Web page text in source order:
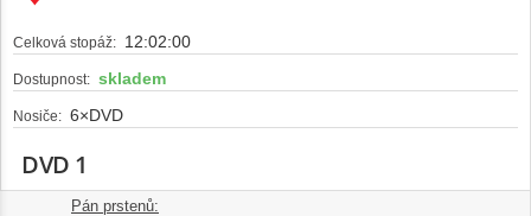
Celková stopáž: 12:02:00
Dostupnost: skladem
Nosiče: 6×DVD
DVD 1
Pán prstenů: